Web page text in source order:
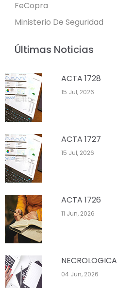
FeCopra
Ministerio De Seguridad
Últimas Noticias
ACTA 1728
15 Jul, 2026
ACTA 1727
15 Jul, 2026
ACTA 1726
11 Jun, 2026
NECROLOGICA
04 Jun, 2026